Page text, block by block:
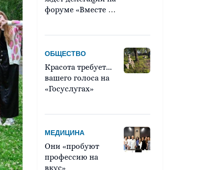
форуме «Вместе –
ОБЩЕСТВО
Красота требует...
вашего голоса на
«Госуслугах»
МЕДИЦИНА
Они «пробуют
профессию на
вкус»